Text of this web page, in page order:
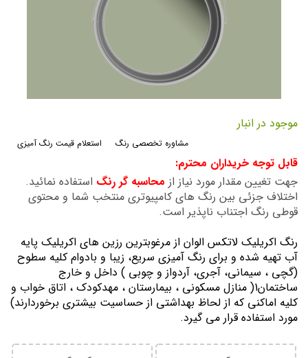
ابتدای
گالری
موجود در انبار
استعلام قیمت رنگ آمیزی مشاوره تخصصی رنگ
قابل توجه خریداران محترم:
جهت تغیین مقدار مورد نیاز از محاسبه گر رنگ استفاده نمائید.
اختلاف جزئی بین رنگ های کامپیوتری منتخب شما و محتوی
قوطی رنگ اجتناب ناپذیر است.
رنگ اكريليك لاتكس الوان از مرغوبترين رزين هاي اكريليك پايه
آب تهيه شده و برای رنگ آمیزی سریع، زیبا و بادوام کلیه سطوح
(گچی ، سیمانی، آجری، آردواز و چوبی ) داخل و خارج
ساختمان1( منازل مسكوني ، بيمارستان ، مهدكودك ، اتاق خواب و
كليه اماكني كه از لحاظ بهداشتي از حساسيت بيشتري برخوردارند)
مورد استفاده قرار می گیرد.